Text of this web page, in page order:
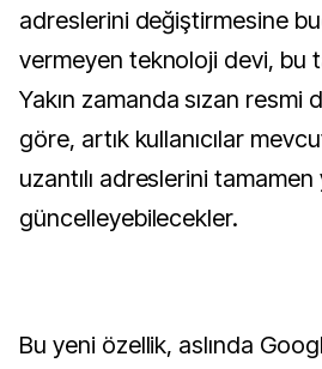
adreslerini değiştirmesine
vermeyen teknoloji devi, bu
Yakın zamanda sızan resmi
göre, artık kullanıcılar
uzantılı adreslerini
güncelleyebilecekler.
Bu yeni özellik, aslında